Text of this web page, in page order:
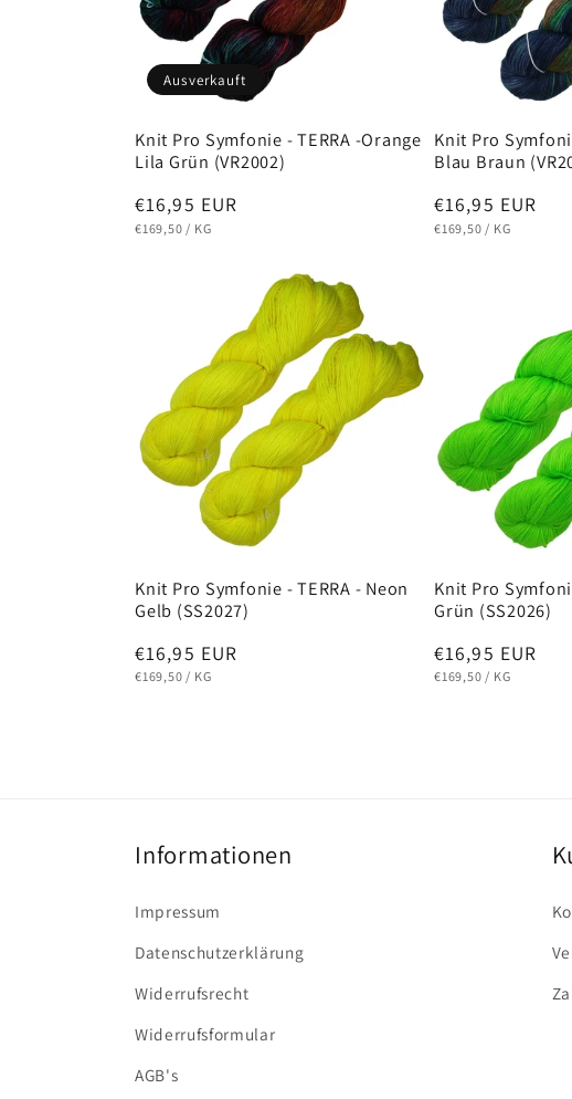
Ausverkauft
Knit Pro Symfonie - TERRA -Orange
Lila Grün (VR2002)
Normaler
Preis
€16,95 EUR
GRUNDPREIS
€169,50 / PRO
KG
Knit Pro
Blau Braun
Normaler
Preis
€16,95 EUR
GRUNDPREIS
€169,50 / PRO
KG
Knit Pro Symfonie - TERRA - Neon
Gelb (SS2027)
Normaler
Preis
€16,95 EUR
GRUNDPREIS
€169,50 / PRO
KG
Knit Pro
Grün (SS2026)
Normaler
Preis
€16,95 EUR
GRUNDPREIS
€169,50 / PRO
KG
Informationen
Impressum
Datenschutzerklärung
Widerrufsrecht
Widerrufsformular
AGB's